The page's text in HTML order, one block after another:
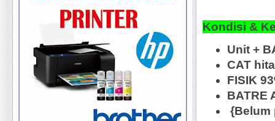
Kondisi &
Unit +
CAT
FISIK
BATRE
{Belum